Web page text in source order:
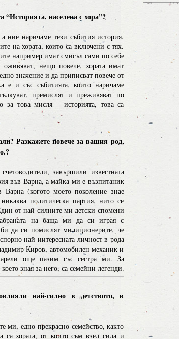
“Историята, населена с хора”?
ние наричаме тези събития история.
на хората, които са включени с тях.
например имат смисъл сами по себе
нещо повече, хората имат
значение и да приписват повече от
е и със събитията, които наричаме
премислят и преживяват по
за това мисля – историята, това са
Разкажете повече за вашия род,
завършили известната
във Варна, а майка ми е възпитаник
(когото моето поколение знае
политическа партия, нито се
от най-силните ми детски спомени
на баща ми да си играя с
да си помислят милиционерите, че
най-интересната личност в рода
Киров, автомобилен механик и
още пазим със сестра ми. За
зная за него, са семейни легенди.
най-силно в детството, в
ми, едно прекрасно семейство, както
хората, от които съм взел сила и